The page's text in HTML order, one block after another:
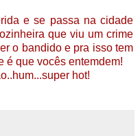
e se passa na cidade
que viu um crime
o bandido e pra isso tem
é que vocês entemdem!
hot!